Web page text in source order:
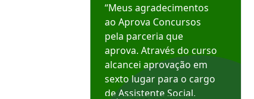
“Meus agradecimentos
ao Aprova Concursos
pela parceria que
aprova. Através do curso
alcancei aprovação em
sexto lugar para o cargo
de Assistente Social.